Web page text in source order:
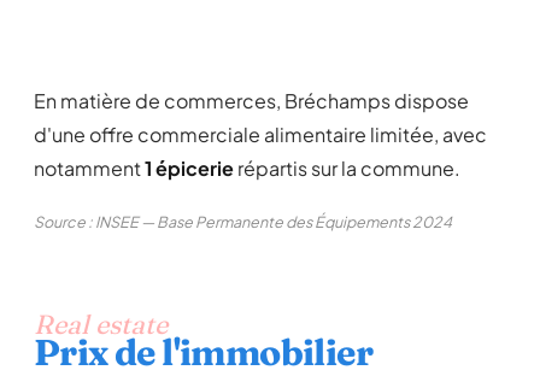
En matière de commerces, Bréchamps dispose
d'une offre commerciale alimentaire limitée, avec
notamment1 épicerierépartis sur la commune.
Source : INSEE — Base Permanente des Équipements 2024
Real estate
Prix de l'immobilier